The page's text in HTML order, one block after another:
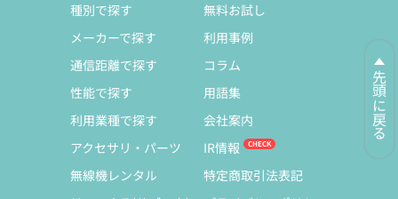
先頭に戻る
種別で探す
メーカーで探す
通信距離で探す
性能で探す
利用業種で探す
アクセサリ・パーツ
無線機レンタル
無料お試し
利用事例
コラム
用語集
会社案内
IR情報
特定商取引法表記